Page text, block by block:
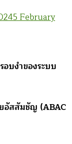
5 February
บงำของระบบ
สสัมชัญ (ABAC